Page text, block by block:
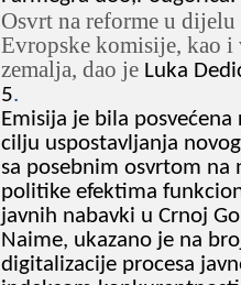
Osvrt na reforme u
Evropske komisije, kao i
zemalja, dao je Luka
5.
Emisija je bila
cilju uspostavljanja
sa posebnim osvrtom na
politike efektima
javnih nabavki u Crnoj
Naime, ukazano je na
digitalizacije procesa